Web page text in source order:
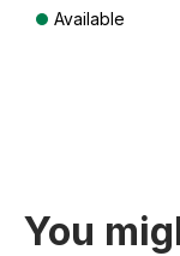
Available
You